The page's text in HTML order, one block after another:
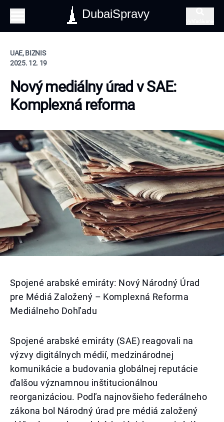
DubaiSpravy
UAE, BIZNIS
2025. 12. 19
Nový mediálny úrad v SAE:
Komplexná reforma
Spojené arabské emiráty: Nový Národný Úrad
pre Médiá Založený – Komplexná Reforma
Mediálneho Dohľadu
Spojené arabské emiráty (SAE) reagovali na
výzvy digitálnych médií, medzinárodnej
komunikácie a budovania globálnej reputácie
ďalšou významnou inštitucionálnou
reorganizáciou. Podľa najnovšieho federálneho
zákona bol Národný úrad pre médiá založený